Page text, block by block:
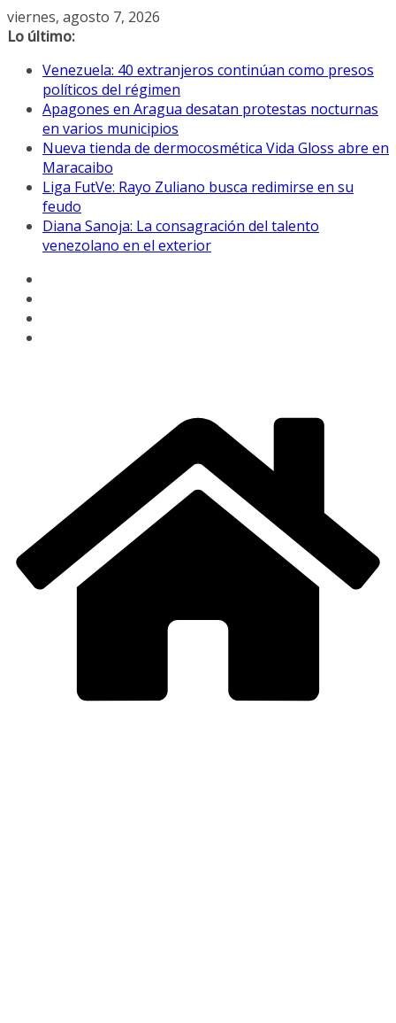
Saltar
al
viernes, agosto 7, 2026
Lo último:
Venezuela: 40 extranjeros continúan como presos
políticos del régimen
Apagones en Aragua desatan protestas nocturnas
en varios municipios
Nueva tienda de dermocosmética Vida Gloss abre en
Maracaibo
Liga FutVe: Rayo Zuliano busca redimirse en su
feudo
Diana Sanoja: La consagración del talento
venezolano en el exterior